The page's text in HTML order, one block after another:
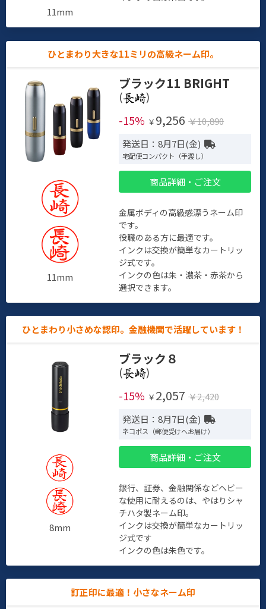
11mm
ひとまわり大きな11ミリの高級ネーム印。
11mm
ブラック11 BRIGHT
(
)
-15% ￥ 9,256 ￥10,890
発送日：8月7日(金)
宅配便コンパクト（手渡し）
商品詳細・ご注文
金属ボディの高級感漂うネーム印
です。
役職のある方に最適です。
インクは交換が簡単なカートリッ
ジ式です。
インクの色は朱・濃茶・赤茶から
選択できます。
ひとまわり小さめな認印。金融機関で活躍しています！
8mm
ブラック８
(
)
-15% ￥ 2,057 ￥2,420
発送日：8月7日(金)
ネコポス（郵便受けへお届け）
商品詳細・ご注文
銀行、証券、金融関係などヘビー
な使用に耐えるのは、やはりシャ
チハタ製ネーム印。
インクは交換が簡単なカートリッ
ジ式です
インクの色は朱色です。
訂正印に最適！小さなネーム印